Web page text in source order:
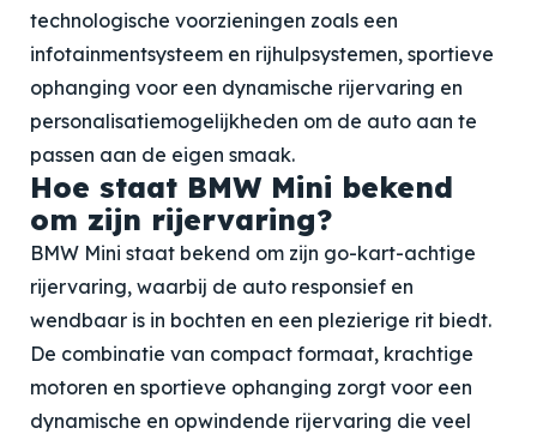
technologische voorzieningen zoals een
infotainmentsysteem en rijhulpsystemen, sportieve
ophanging voor een dynamische rijervaring en
personalisatiemogelijkheden om de auto aan te
passen aan de eigen smaak.
Hoe staat BMW Mini bekend
om zijn rijervaring?
BMW Mini staat bekend om zijn go-kart-achtige
rijervaring, waarbij de auto responsief en
wendbaar is in bochten en een plezierige rit biedt.
De combinatie van compact formaat, krachtige
motoren en sportieve ophanging zorgt voor een
dynamische en opwindende rijervaring die veel